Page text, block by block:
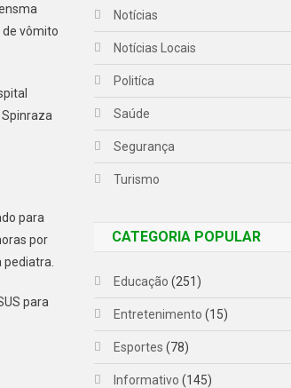
vômito
para
por
para
Notícias
Notícias Locais
Politíca
Saúde
Segurança
Turismo
CATEGORIA POPULAR
Educação (251)
Entretenimento (15)
Esportes (78)
Informativo (145)